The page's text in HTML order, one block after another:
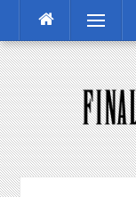
content
Menu